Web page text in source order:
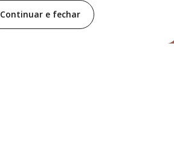
Continuar e fechar